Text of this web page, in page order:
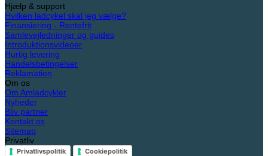
varesiden
Hjælp & support
Hvilken ladcykel skal jeg vælge?
Finansiering - Rentefrit
Samlevejledninger og guides
Introduktionsvideoer
Hurtig levering
Handelsbetingelser
Reklamation
Om os
Om Amladcykler
Nyheder
Bliv partner
Kontakt os
Sitemap
Privatliv
Privatlivspolitik Cookiepolitik